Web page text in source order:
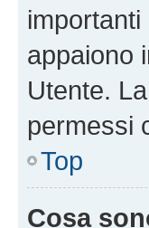
appaiono
Utente.
permessi
Top
Cosa